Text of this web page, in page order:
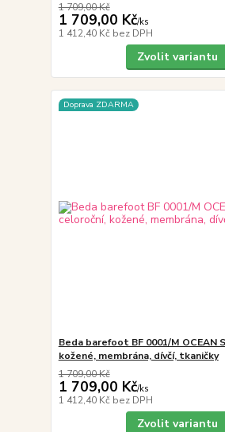
1 709,00 Kč
1 709,00 Kč/ks
1 412,40 Kč bez DPH
Zvolit variantu
Doprava ZDARMA
Beda barefoot BF 0001/M OCEAN
kožené, membrána, dívčí, tkaničky
1 709,00 Kč
1 709,00 Kč/ks
1 412,40 Kč bez DPH
Zvolit variantu